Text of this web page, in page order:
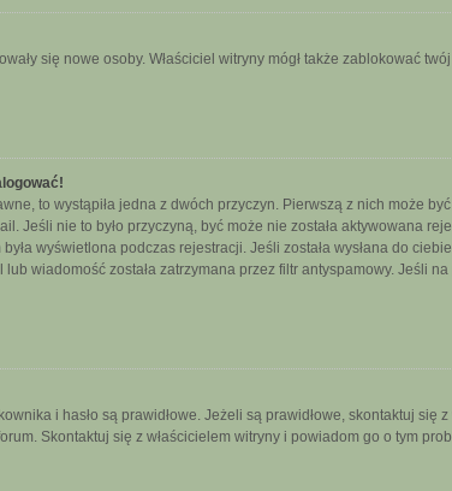
się nowe osoby. Właściciel witryny mógł także zablokować
to wystąpiła jedna z dwóch przyczyn. Pierwszą z nich może
Jeśli nie to było przyczyną, być może nie została aktywowana
wyświetlona podczas rejestracji. Jeśli została wysłana do
wiadomość została zatrzymana przez filtr antyspamowy. Jeśli
i hasło są prawidłowe. Jeżeli są prawidłowe, skontaktuj
Skontaktuj się z właścicielem witryny i powiadom go o tym